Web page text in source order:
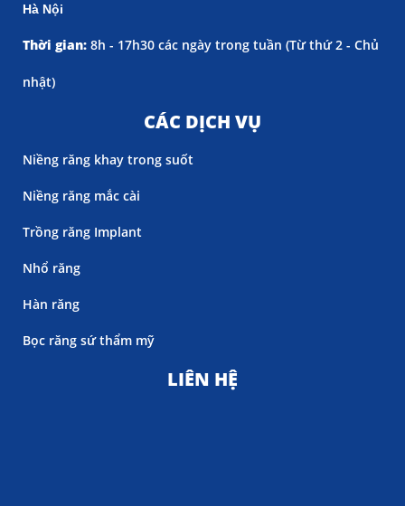
Hà Nội
Thời gian: 8h - 17h30 các ngày trong tuần (Từ thứ 2 - Chủ
nhật)
CÁC DỊCH VỤ
Niềng răng khay trong suốt
Niềng răng mắc cài
Trồng răng Implant
Nhổ răng
Hàn răng
Bọc răng sứ thẩm mỹ
LIÊN HỆ